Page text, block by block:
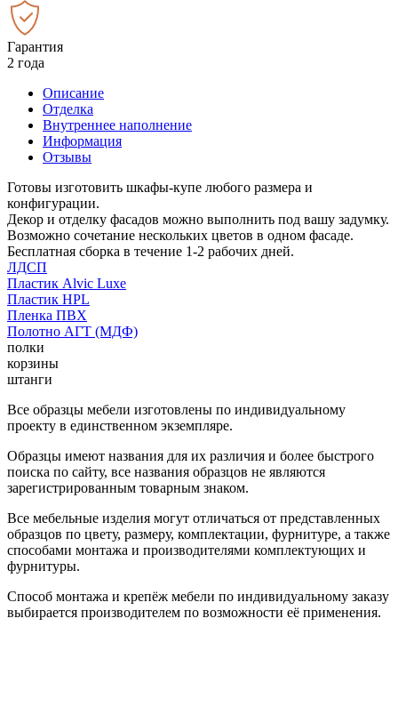
Гарантия
2 года
Описание
Отделка
Внутреннее наполнение
Информация
Отзывы
Готовы изготовить шкафы-купе любого размера и
конфигурации.
Декор и отделку фасадов можно выполнить под вашу задумку.
Возможно сочетание нескольких цветов в одном фасаде.
Бесплатная сборка в течение 1-2 рабочих дней.
ЛДСП
Пластик Alvic Luxe
Пластик HPL
Пленка ПВХ
Полотно АГТ (МДФ)
полки
корзины
штанги
Все образцы мебели изготовлены по индивидуальному
проекту в единственном экземпляре.
Образцы имеют названия для их различия и более быстрого
поиска по сайту, все названия образцов не являются
зарегистрированным товарным знаком.
Все мебельные изделия могут отличаться от представленных
образцов по цвету, размеру, комплектации, фурнитуре, а также
способами монтажа и производителями комплектующих и
фурнитуры.
Способ монтажа и крепёж мебели по индивидуальному заказу
выбирается производителем по возможности её применения.